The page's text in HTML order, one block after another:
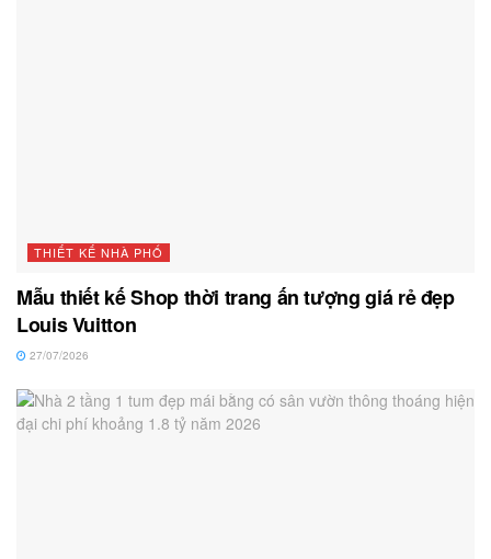
THIẾT KẾ NHÀ PHỐ
Mẫu thiết kế Shop thời trang ấn tượng giá rẻ đẹp
Louis Vuitton
27/07/2026